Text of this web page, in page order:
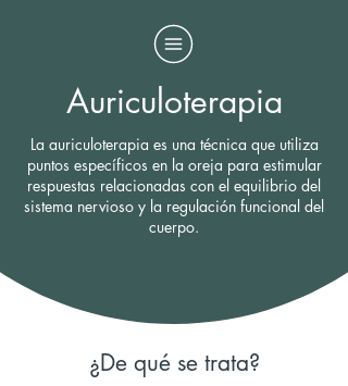
Auriculoterapia
La auriculoterapia es una técnica que utiliza
puntos específicos en la oreja para estimular
respuestas relacionadas con el equilibrio del
sistema nervioso y la regulación funcional del
cuerpo.
¿De qué se trata?